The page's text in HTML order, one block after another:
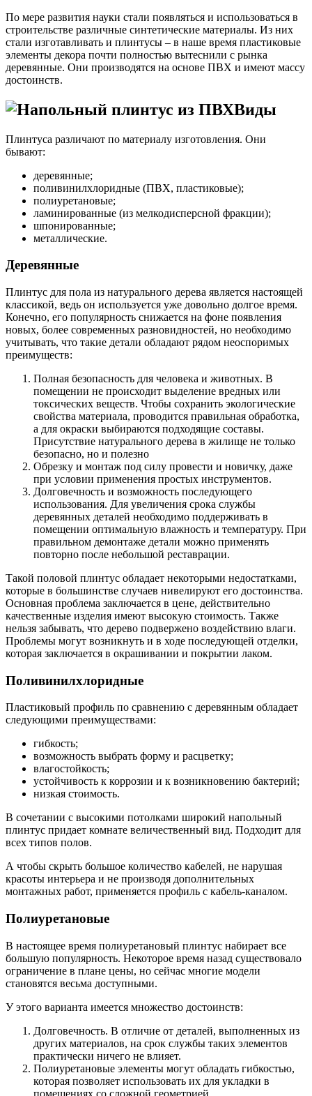
По мере развития науки стали появляться и использоваться в
строительстве различные синтетические материалы. Из них
стали изготавливать и плинтусы – в наше время пластиковые
элементы декора почти полностью вытеснили с рынка
деревянные. Они производятся на основе ПВХ и имеют массу
достоинств.
Виды
Плинтуса различают по материалу изготовления. Они
бывают:
деревянные;
поливинилхлоридные (ПВХ, пластиковые);
полиуретановые;
ламинированные (из мелкодисперсной фракции);
шпонированные;
металлические.
Деревянные
Плинтус для пола из натурального дерева является настоящей
классикой, ведь он используется уже довольно долгое время.
Конечно, его популярность снижается на фоне появления
новых, более современных разновидностей, но необходимо
учитывать, что такие детали обладают рядом неоспоримых
преимуществ:
Полная безопасность для человека и животных. В
помещении не происходит выделение вредных или
токсических веществ. Чтобы сохранить экологические
свойства материала, проводится правильная обработка,
а для окраски выбираются подходящие составы.
Присутствие натурального дерева в жилище не только
безопасно, но и полезно
Обрезку и монтаж под силу провести и новичку, даже
при условии применения простых инструментов.
Долговечность и возможность последующего
использования. Для увеличения срока службы
деревянных деталей необходимо поддерживать в
помещении оптимальную влажность и температуру. При
правильном демонтаже детали можно применять
повторно после небольшой реставрации.
Такой половой плинтус обладает некоторыми недостатками,
которые в большинстве случаев нивелируют его достоинства.
Основная проблема заключается в цене, действительно
качественные изделия имеют высокую стоимость. Также
нельзя забывать, что дерево подвержено воздействию влаги.
Проблемы могут возникнуть и в ходе последующей отделки,
которая заключается в окрашивании и покрытии лаком.
Поливинилхлоридные
Пластиковый профиль по сравнению с деревянным обладает
следующими преимуществами:
гибкость;
возможность выбрать форму и расцветку;
влагостойкость;
устойчивость к коррозии и к возникновению бактерий;
низкая стоимость.
В сочетании с высокими потолками широкий напольный
плинтус придает комнате величественный вид. Подходит для
всех типов полов.
А чтобы скрыть большое количество кабелей, не нарушая
красоты интерьера и не производя дополнительных
монтажных работ, применяется профиль с кабель-каналом.
Полиуретановые
В настоящее время полиуретановый плинтус набирает все
большую популярность. Некоторое время назад существовало
ограничение в плане цены, но сейчас многие модели
становятся весьма доступными.
У этого варианта имеется множество достоинств:
Долговечность. В отличие от деталей, выполненных из
других материалов, на срок службы таких элементов
практически ничего не влияет.
Полиуретановые элементы могут обладать гибкостью,
которая позволяет использовать их для укладки в
помещениях со сложной геометрией.